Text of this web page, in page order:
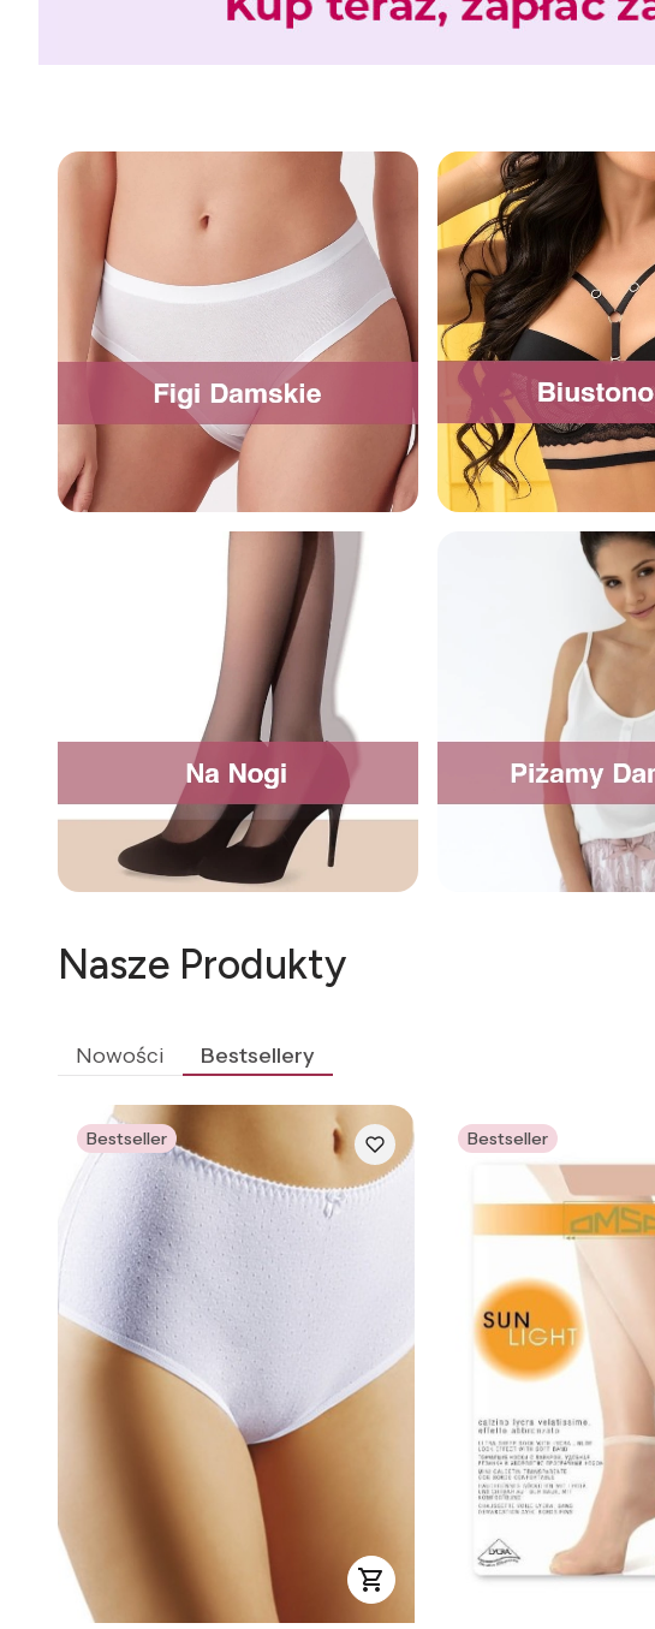
Nasze Produkty
Nowości Bestsellery
Bestseller Bestseller